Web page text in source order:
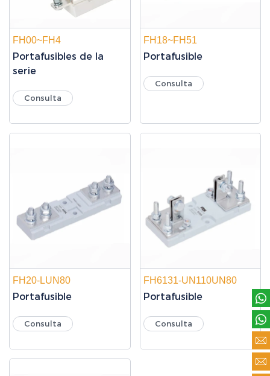
FH00~FH4
Portafusibles de la
serie
Consulta
FH18~FH51
Portafusible
Consulta
FH20-LUN80
Portafusible
Consulta
FH6131-UN110UN80
Portafusible
Consulta



